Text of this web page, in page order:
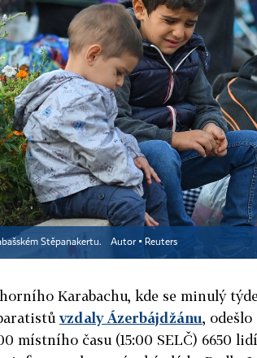
Stěpanakertu. Autor ▪ Reuters
Karabachu, kde se minulý
vzdaly Ázerbájdžánu,
místního času (15:00 SELČ) 6650